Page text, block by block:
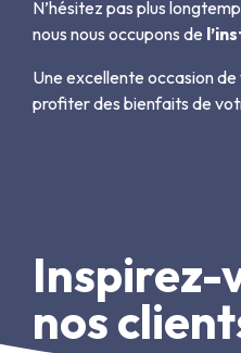
N’hésitez pas plus
nous nous occupons de
Une excellente occasion
profiter des bienfaits de
Inspirez-
nos